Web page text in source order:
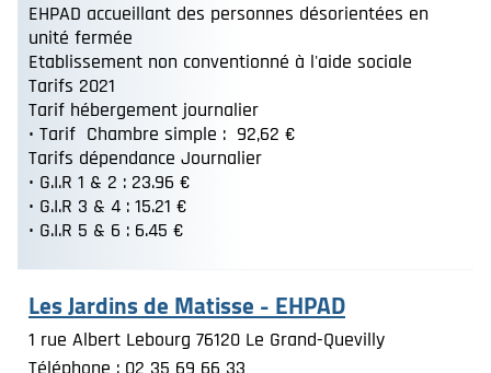
EHPAD accueillant des personnes désorientées en
unité fermée
Etablissement non conventionné à l'aide sociale
Tarifs 2021
Tarif hébergement journalier
• Tarif Chambre simple : 92,62 €
Tarifs dépendance Journalier
• G.I.R 1 & 2 : 23.96 €
• G.I.R 3 & 4 : 15.21 €
• G.I.R 5 & 6 : 6.45 €
Les Jardins de Matisse - EHPAD
1 rue Albert Lebourg 76120 Le Grand-Quevilly